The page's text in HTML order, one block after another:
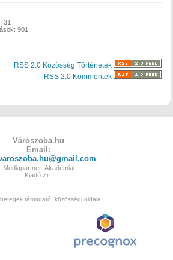
31
901
RSS 2.0 Közösség Történetek
RSS 2.0 Kommentek
Várószoba.hu
Email:
Médiapartner: Akadémiai
Kiadó Zrt.
támogató, közösségi oldala.